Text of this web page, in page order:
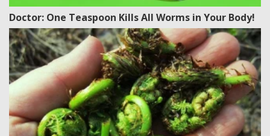
Doctor: One Teaspoon Kills All Worms in Your Body!